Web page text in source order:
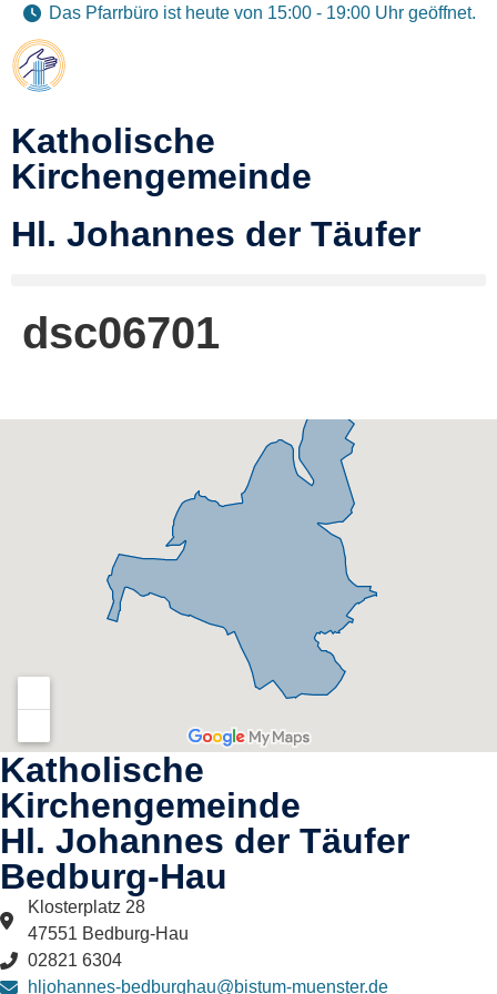
Das Pfarrbüro ist heute von 15:00 - 19:00 Uhr geöffnet.
Katholische
Kirchengemeinde
Hl. Johannes der Täufer
dsc06701
Katholische
Kirchengemeinde
Hl. Johannes der Täufer
Bedburg-Hau​
Klosterplatz 28
47551 Bedburg-Hau
02821 6304
hljohannes-bedburghau@bistum-muenster.de